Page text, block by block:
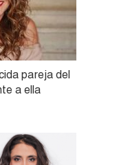
pareja del
a ella